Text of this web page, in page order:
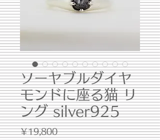
ソーヤブルダイヤ
モンドに座る猫 リ
ング silver925
￥19,800価